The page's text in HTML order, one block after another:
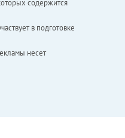
содержится
в подготовке
несет